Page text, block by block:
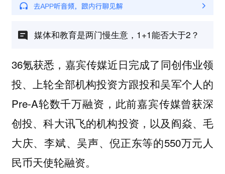
媒体和教育是两门慢生意，1+1能否大于2？
36氪获悉，嘉宾传媒近日完成了同创伟业领
投、上轮全部机构投资方跟投和吴军个人的
Pre-A轮数千万融资，此前嘉宾传媒曾获深
创投、科大讯飞的机构投资，以及阎焱、毛
大庆、李斌、吴声、倪正东等的550万元人
民币天使轮融资。